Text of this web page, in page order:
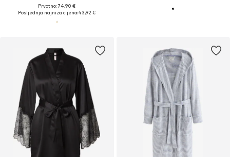
Prvotno: 74,90 €
Posljednja najniža cijena:43,92 €